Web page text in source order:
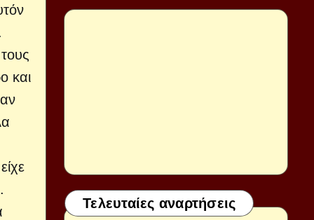
και
Τελευταίες αναρτήσεις